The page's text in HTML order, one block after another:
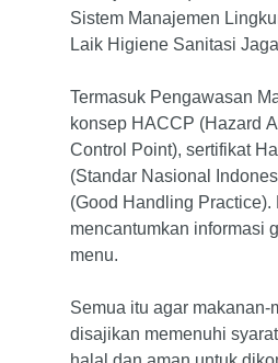
Sistem Manajemen
Laik Higiene Sanitasi
Termasuk Pengawasan
konsep HACCP (Hazard
Control Point), sertifikat
(Standar Nasional
(Good Handling Practice).
mencantumkan informasi
menu.
Semua itu agar makanan-
disajikan memenuhi